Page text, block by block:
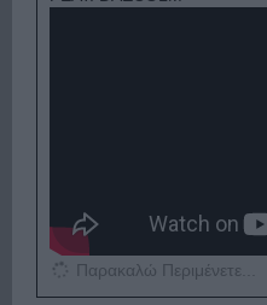
Παρακαλώ Περιμένετε...